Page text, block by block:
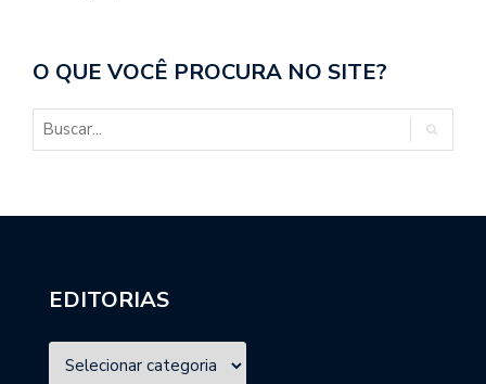
O QUE VOCÊ PROCURA NO SITE?
EDITORIAS